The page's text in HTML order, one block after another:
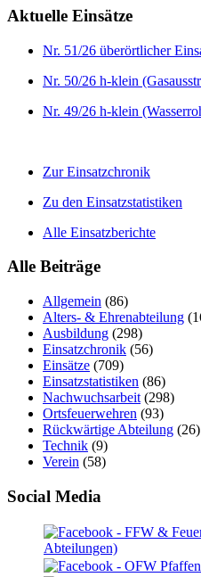
Aktuelle Einsätze
Nr. 51/26 überörtlicher
Nr. 50/26 h-klein
Nr. 49/26 h-klein
Zur Einsatzchronik
Zu den Einsatzstatistiken
Alle Einsatzberichte
Alle Beiträge
Allgemein (86)
Alters- & Ehrenabteilung
Ausbildung (298)
Einsatzchronik (56)
Einsätze (709)
Einsatzstatistiken (86)
Nachwuchsarbeit (298)
Ortsfeuerwehren (93)
Rückwärtige Abteilung (26)
Technik (9)
Verein (58)
Social Media